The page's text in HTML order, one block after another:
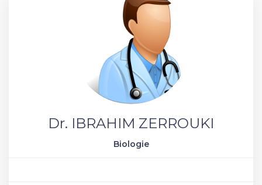
Dr. IBRAHIM ZERROUKI
Biologie